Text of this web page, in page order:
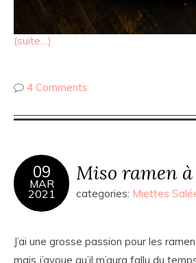
(suite…)
4 Comments
09
MAR
2021
Miso ramen à
categories: Miettes
J’ai une grosse passion pour les
mais j’avoue qu’il m’aura fallu du